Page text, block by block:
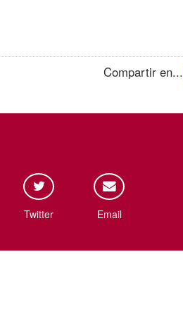
Compartir en...
Twitter Email